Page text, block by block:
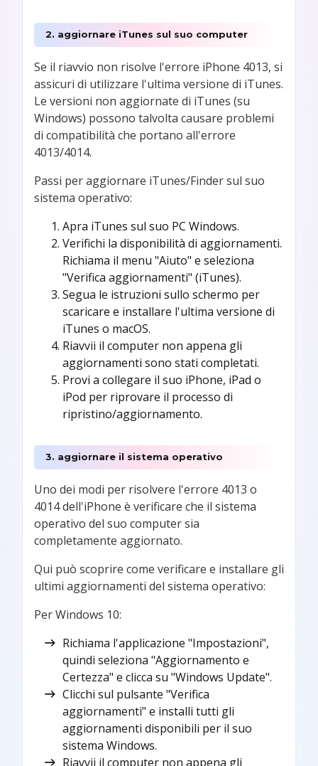
2. aggiornare iTunes sul suo computer
Se il riavvio non risolve l'errore iPhone 4013, si
assicuri di utilizzare l'ultima versione di iTunes.
Le versioni non aggiornate di iTunes (su
Windows) possono talvolta causare problemi
di compatibilità che portano all'errore
4013/4014.
Passi per aggiornare iTunes/Finder sul suo
sistema operativo:
Apra iTunes sul suo PC Windows.
Verifichi la disponibilità di aggiornamenti.
Richiama il menu "Aiuto" e seleziona
"Verifica aggiornamenti" (iTunes).
Segua le istruzioni sullo schermo per
scaricare e installare l'ultima versione di
iTunes o macOS.
Riavvii il computer non appena gli
aggiornamenti sono stati completati.
Provi a collegare il suo iPhone, iPad o
iPod per riprovare il processo di
ripristino/aggiornamento.
3. aggiornare il sistema operativo
Uno dei modi per risolvere l'errore 4013 o
4014 dell'iPhone è verificare che il sistema
operativo del suo computer sia
completamente aggiornato.
Qui può scoprire come verificare e installare gli
ultimi aggiornamenti del sistema operativo:
Per Windows 10:
Richiama l'applicazione "Impostazioni",
quindi seleziona "Aggiornamento e
Certezza" e clicca su "Windows Update".
Clicchi sul pulsante "Verifica
aggiornamenti" e installi tutti gli
aggiornamenti disponibili per il suo
sistema Windows.
Riavvii il computer non appena gli